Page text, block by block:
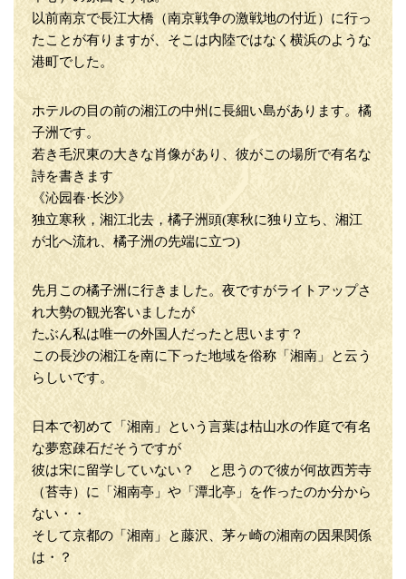
以前南京で長江大橋（南京戦争の激戦地の付近）に行っ
たことが有りますが、そこは内陸ではなく横浜のような
港町でした。
ホテルの目の前の湘江の中州に長細い島があります。橘
子洲です。
若き毛沢東の大きな肖像があり、彼がこの場所で有名な
詩を書きます
《沁园春·长沙》
独立寒秋，湘江北去，橘子洲頭(寒秋に独り立ち、湘江
が北へ流れ、橘子洲の先端に立つ)
先月この橘子洲に行きました。夜ですがライトアップさ
れ大勢の観光客いましたが
たぶん私は唯一の外国人だったと思います？
この長沙の湘江を南に下った地域を俗称「湘南」と云う
らしいです。
日本で初めて「湘南」という言葉は枯山水の作庭で有名
な夢窓疎石だそうですが
彼は宋に留学していない？ と思うので彼が何故西芳寺
（苔寺）に「湘南亭」や「潭北亭」を作ったのか分から
ない・・
そして京都の「湘南」と藤沢、茅ヶ崎の湘南の因果関係
は・？